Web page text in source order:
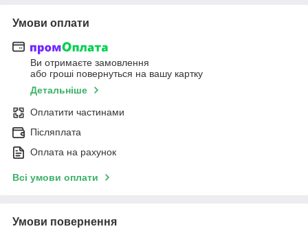
Умови оплати
Ви отримаєте замовлення
або гроші повернуться на вашу картку
Детальніше
Оплатити частинами
Післяплата
Оплата на рахунок
Всі умови оплати
Умови повернення